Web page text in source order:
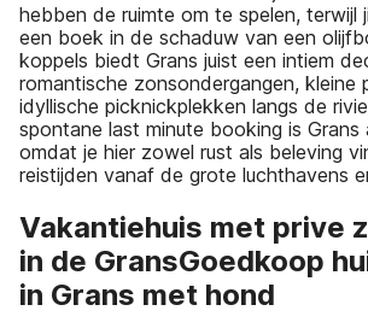
hebben de ruimte om te spelen, terwijl
een boek in de schaduw van een
koppels biedt Grans juist een intiem
romantische zonsondergangen, kleine
idyllische picknickplekken langs de
spontane last minute booking is Grans
omdat je hier zowel rust als beleving
reistijden vanaf de grote luchthavens
Vakantiehuis met prive
in de GransGoedkoop
in Grans met hond